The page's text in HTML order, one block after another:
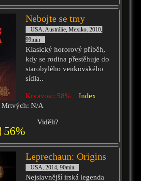
Nebojte se tmy
USA, Austrálie, Mexiko, 2010,
99min
Klasický hororový příběh,
kdy se rodina přestěhuje do
starobylého venkovského
sídla..
Krvavost: 58%
Index
Mrtvých: N/A
56%
Viděli?
Leprechaun: Origins
USA, 2014, 90min
Nejslavnější irská legenda